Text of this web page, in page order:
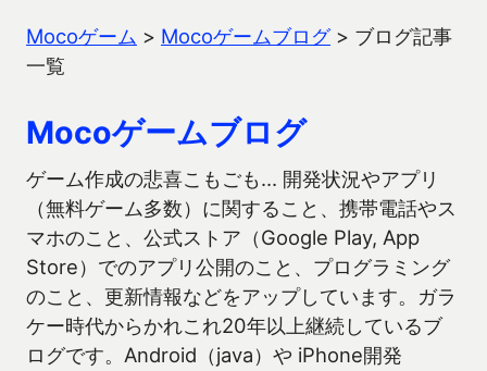
Mocoゲーム > Mocoゲームブログ> ブログ記事
一覧
Mocoゲームブログ
ゲーム作成の悲喜こもごも… 開発状況やアプリ
（無料ゲーム多数）に関すること、携帯電話やス
マホのこと、公式ストア（Google Play, App
Store）でのアプリ公開のこと、プログラミング
のこと、更新情報などをアップしています。ガラ
ケー時代からかれこれ20年以上継続しているブ
ログです。Android（java）や iPhone開発